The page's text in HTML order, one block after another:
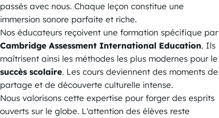
passés avec nous. Chaque leçon constitue une
immersion sonore parfaite et riche.
Nos éducateurs reçoivent une formation spécifique par
Cambridge Assessment International Education. Ils
maîtrisent ainsi les méthodes les plus modernes pour le
succès scolaire. Les cours deviennent des moments de
partage et de découverte culturelle intense.
Nous valorisons cette expertise pour forger des esprits
ouverts sur le globe. L'attention des élèves reste